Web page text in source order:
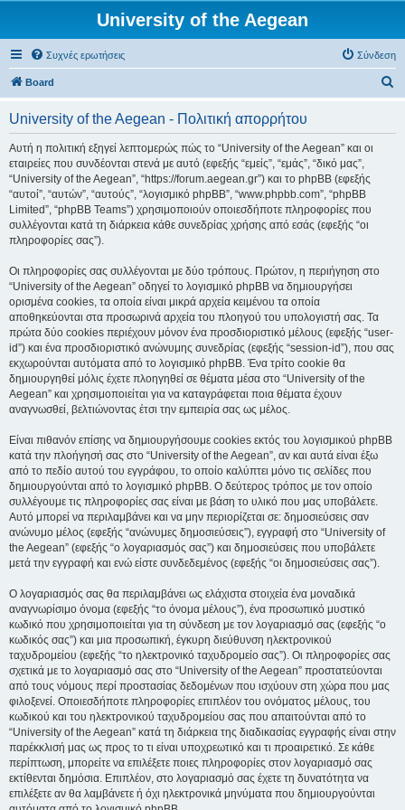
University of the Aegean
Συχνές ερωτήσεις Σύνδεση
Board
University of the Aegean - Πολιτική απορρήτου
Αυτή η πολιτική εξηγεί λεπτομερώς πώς το “University of the Aegean” και οι
εταιρείες που συνδέονται στενά με αυτό (εφεξής “εμείς”, “εμάς”, “δικό μας”,
“University of the Aegean”, “https://forum.aegean.gr”) και το phpBB (εφεξής
“αυτοί”, “αυτών”, “αυτούς”, “λογισμικό phpBB”, “www.phpbb.com”, “phpBB
Limited”, “phpBB Teams”) χρησιμοποιούν οποιεσδήποτε πληροφορίες που
συλλέγονται κατά τη διάρκεια κάθε συνεδρίας χρήσης από εσάς (εφεξής “οι
πληροφορίες σας”).
Οι πληροφορίες σας συλλέγονται με δύο τρόπους. Πρώτον, η περιήγηση στο
“University of the Aegean” οδηγεί το λογισμικό phpBB να δημιουργήσει
ορισμένα cookies, τα οποία είναι μικρά αρχεία κειμένου τα οποία
αποθηκεύονται στα προσωρινά αρχεία του πλοηγού του υπολογιστή σας. Τα
πρώτα δύο cookies περιέχουν μόνον ένα προσδιοριστικό μέλους (εφεξής “user-
id”) και ένα προσδιοριστικό ανώνυμης συνεδρίας (εφεξής “session-id”), που σας
εκχωρούνται αυτόματα από το λογισμικό phpBB. Ένα τρίτο cookie θα
δημιουργηθεί μόλις έχετε πλοηγηθεί σε θέματα μέσα στο “University of the
Aegean” και χρησιμοποιείται για να καταγράφεται ποια θέματα έχουν
αναγνωσθεί, βελτιώνοντας έτσι την εμπειρία σας ως μέλος.
Είναι πιθανόν επίσης να δημιουργήσουμε cookies εκτός του λογισμικού phpBB
κατά την πλοήγησή σας στο “University of the Aegean”, αν και αυτά είναι έξω
από το πεδίο αυτού του εγγράφου, το οποίο καλύπτει μόνο τις σελίδες που
δημιουργούνται από το λογισμικό phpBB. Ο δεύτερος τρόπος με τον οποίο
συλλέγουμε τις πληροφορίες σας είναι με βάση το υλικό που μας υποβάλετε.
Αυτό μπορεί να περιλαμβάνει και να μην περιορίζεται σε: δημοσιεύσεις σαν
ανώνυμο μέλος (εφεξής “ανώνυμες δημοσιεύσεις”), εγγραφή στο “University of
the Aegean” (εφεξής “ο λογαριασμός σας”) και δημοσιεύσεις που υποβάλετε
μετά την εγγραφή και ενώ είστε συνδεδεμένος (εφεξής “οι δημοσιεύσεις σας”).
Ο λογαριασμός σας θα περιλαμβάνει ως ελάχιστα στοιχεία ένα μοναδικά
αναγνωρίσιμο όνομα (εφεξής “το όνομα μέλους”), ένα προσωπικό μυστικό
κωδικό που χρησιμοποιείται για τη σύνδεση με τον λογαριασμό σας (εφεξής “ο
κωδικός σας”) και μια προσωπική, έγκυρη διεύθυνση ηλεκτρονικού
ταχυδρομείου (εφεξής “το ηλεκτρονικό ταχυδρομείο σας”). Οι πληροφορίες σας
σχετικά με το λογαριασμό σας στο “University of the Aegean” προστατεύονται
από τους νόμους περί προστασίας δεδομένων που ισχύουν στη χώρα που μας
φιλοξενεί. Οποιεσδήποτε πληροφορίες επιπλέον του ονόματος μέλους, του
κωδικού και του ηλεκτρονικού ταχυδρομείου σας που απαιτούνται από το
“University of the Aegean” κατά τη διάρκεια της διαδικασίας εγγραφής είναι στην
παρέκκλισή μας ως προς το τι είναι υποχρεωτικό και τι προαιρετικό. Σε κάθε
περίπτωση, μπορείτε να επιλέξετε ποιες πληροφορίες στον λογαριασμό σας
εκτίθενται δημόσια. Επιπλέον, στο λογαριασμό σας έχετε τη δυνατότητα να
επιλέξετε αν θα λαμβάνετε ή όχι ηλεκτρονικά μηνύματα που δημιουργούνται